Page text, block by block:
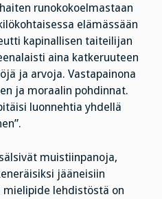
runokokoelmastaan
elämässään
kapinallisen taiteilijan
aina katkeruuteen
ja arvoja. Vastapainona
ja moraalin pohdinnat.
luonnehtia yhdellä
muistiinpanoja,
jääneisiin
lehdistöstä on